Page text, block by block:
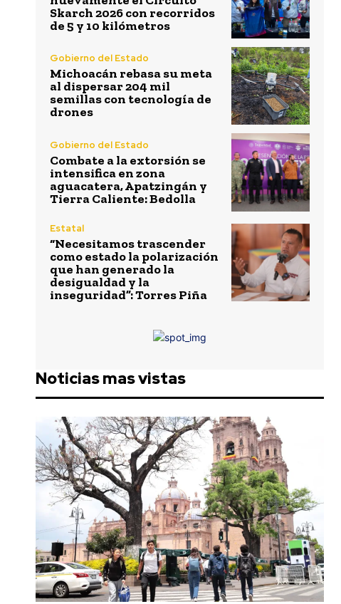
Skarch 2026 con recorridos
de 5 y 10 kilómetros
Gobierno del Estado
Michoacán rebasa su meta
al dispersar 204 mil
semillas con tecnología de
drones
Gobierno del Estado
Combate a la extorsión se
intensifica en zona
aguacatera, Apatzingán y
Tierra Caliente: Bedolla
Estatal
“Necesitamos trascender
como estado la polarización
que han generado la
desigualdad y la
inseguridad”: Torres Piña
Noticias mas vistas